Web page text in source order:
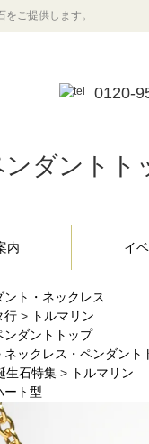
ご提供します。
0120-
ダントト
内 イ
ント・ネックレス
行 > トルマリン
ンダントトップ
ネックレス・ペンダント
生石特集 > トルマリン
ート型